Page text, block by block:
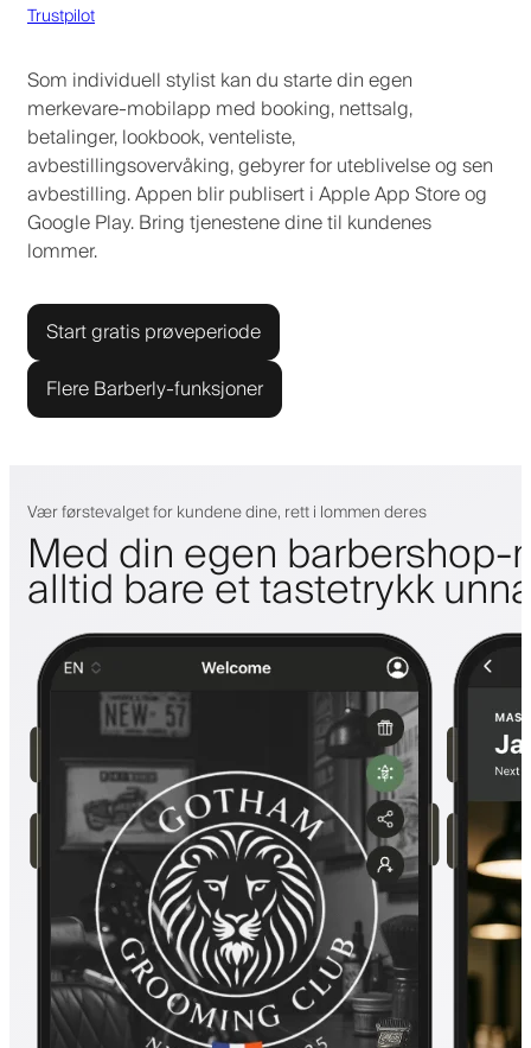
Trustpilot
Som individuell stylist kan du starte din egen
merkevare-mobilapp med booking, nettsalg,
betalinger, lookbook, venteliste,
avbestillingsovervåking, gebyrer for uteblivelse og sen
avbestilling. Appen blir publisert i Apple App Store og
Google Play. Bring tjenestene dine til kundenes
lommer.
Start gratis prøveperiode
Flere Barberly-funksjoner
Vær førstevalget for kundene dine, rett i lommen deres
Med din egen
alltid bare et tastetrykk